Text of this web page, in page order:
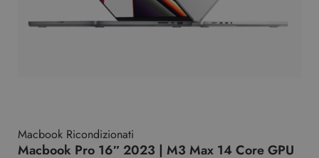
Macbook Ricondizionati
Macbook Pro 16″ 2023 | M3 Max 14 Core GPU